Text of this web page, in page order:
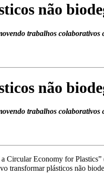
não
trabalhos
não
trabalhos
Circular Economy for
transformar plásticos não